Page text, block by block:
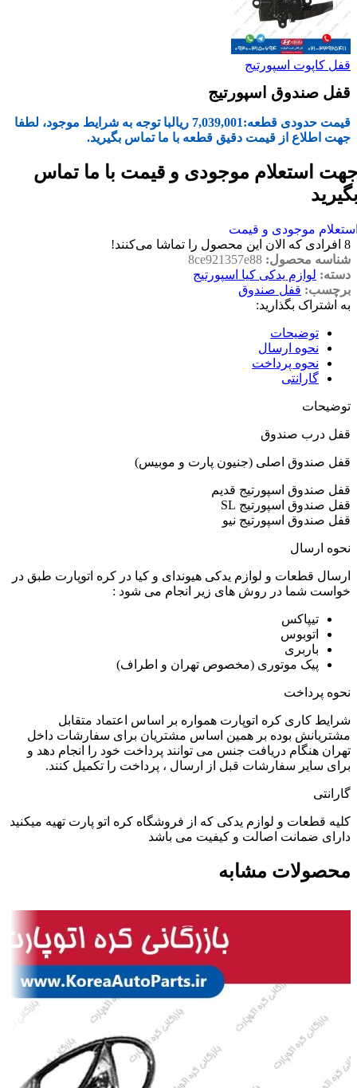
قفل کاپوت اسپورتیج
قفل صندوق اسپورتیج
قیمت حدودی قطعه:7,039,001 ریالبا توجه به شرایط موجود، لطفا
جهت اطلاع از قیمت دقیق قطعه با ما تماس بگیرید.
استعلام موجودی و قیمت با ما تماس
موجودی و قیمت
8 افرادی که الان این محصول را تماشا می‌کنند!
شناسه محصول: 8ce921357e88
دسته: لوازم یدکی کیا اسپورتیج
برچسب: قفل صندوق
به اشتراک بگذارید:
توضیحات
نحوه ارسال
نحوه پرداخت
گارانتی
توضیحات
قفل درب صندوق
قفل صندوق اصلی (جنیون پارت و موبیس)
قفل صندوق اسپورتیج قدیم
قفل صندوق اسپورتیج SL
قفل صندوق اسپورتیج نیو
نحوه ارسال
ارسال قطعات و لوازم یدکی هیوندای و کیا در کره اتوپارت طبق در
خواست شما در روش های زیر انجام می شود :
تیپاکس
اتوبوس
باربری
پیک موتوری (مخصوص تهران و اطراف)
نحوه پرداخت
شرایط کاری کره اتوپارت همواره بر اساس اعتماد متقابل
مشتریانش بوده بر همین اساس مشتریان برای سفارشات داخل
تهران هنگام دریافت جنس می توانند پرداخت خود را انجام دهد و
برای سایر سفارشات قبل از ارسال ، پرداخت را تکمیل کنند.
گارانتی
کلیه قطعات و لوازم یدکی که از فروشگاه کره اتو پارت تهیه میکنید
دارای ضمانت اصالت و کیفیت می باشد
محصولات مشابه